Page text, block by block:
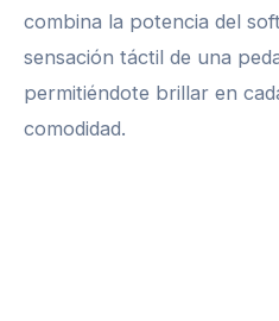
combina la potencia del
sensación táctil de una
permitiéndote brillar en
comodidad.